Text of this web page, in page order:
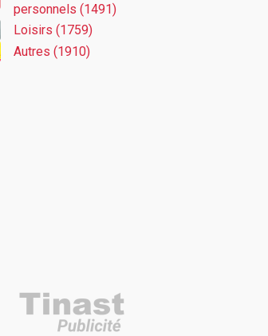
personnels (1491)
Loisirs (1759)
Autres (1910)